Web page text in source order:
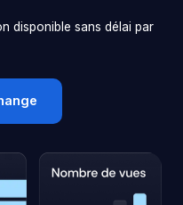
disponible sans délai par